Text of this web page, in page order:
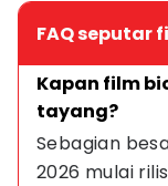
FAQ seputar
Kapan film
tayang?
Sebagian
2026 mulai